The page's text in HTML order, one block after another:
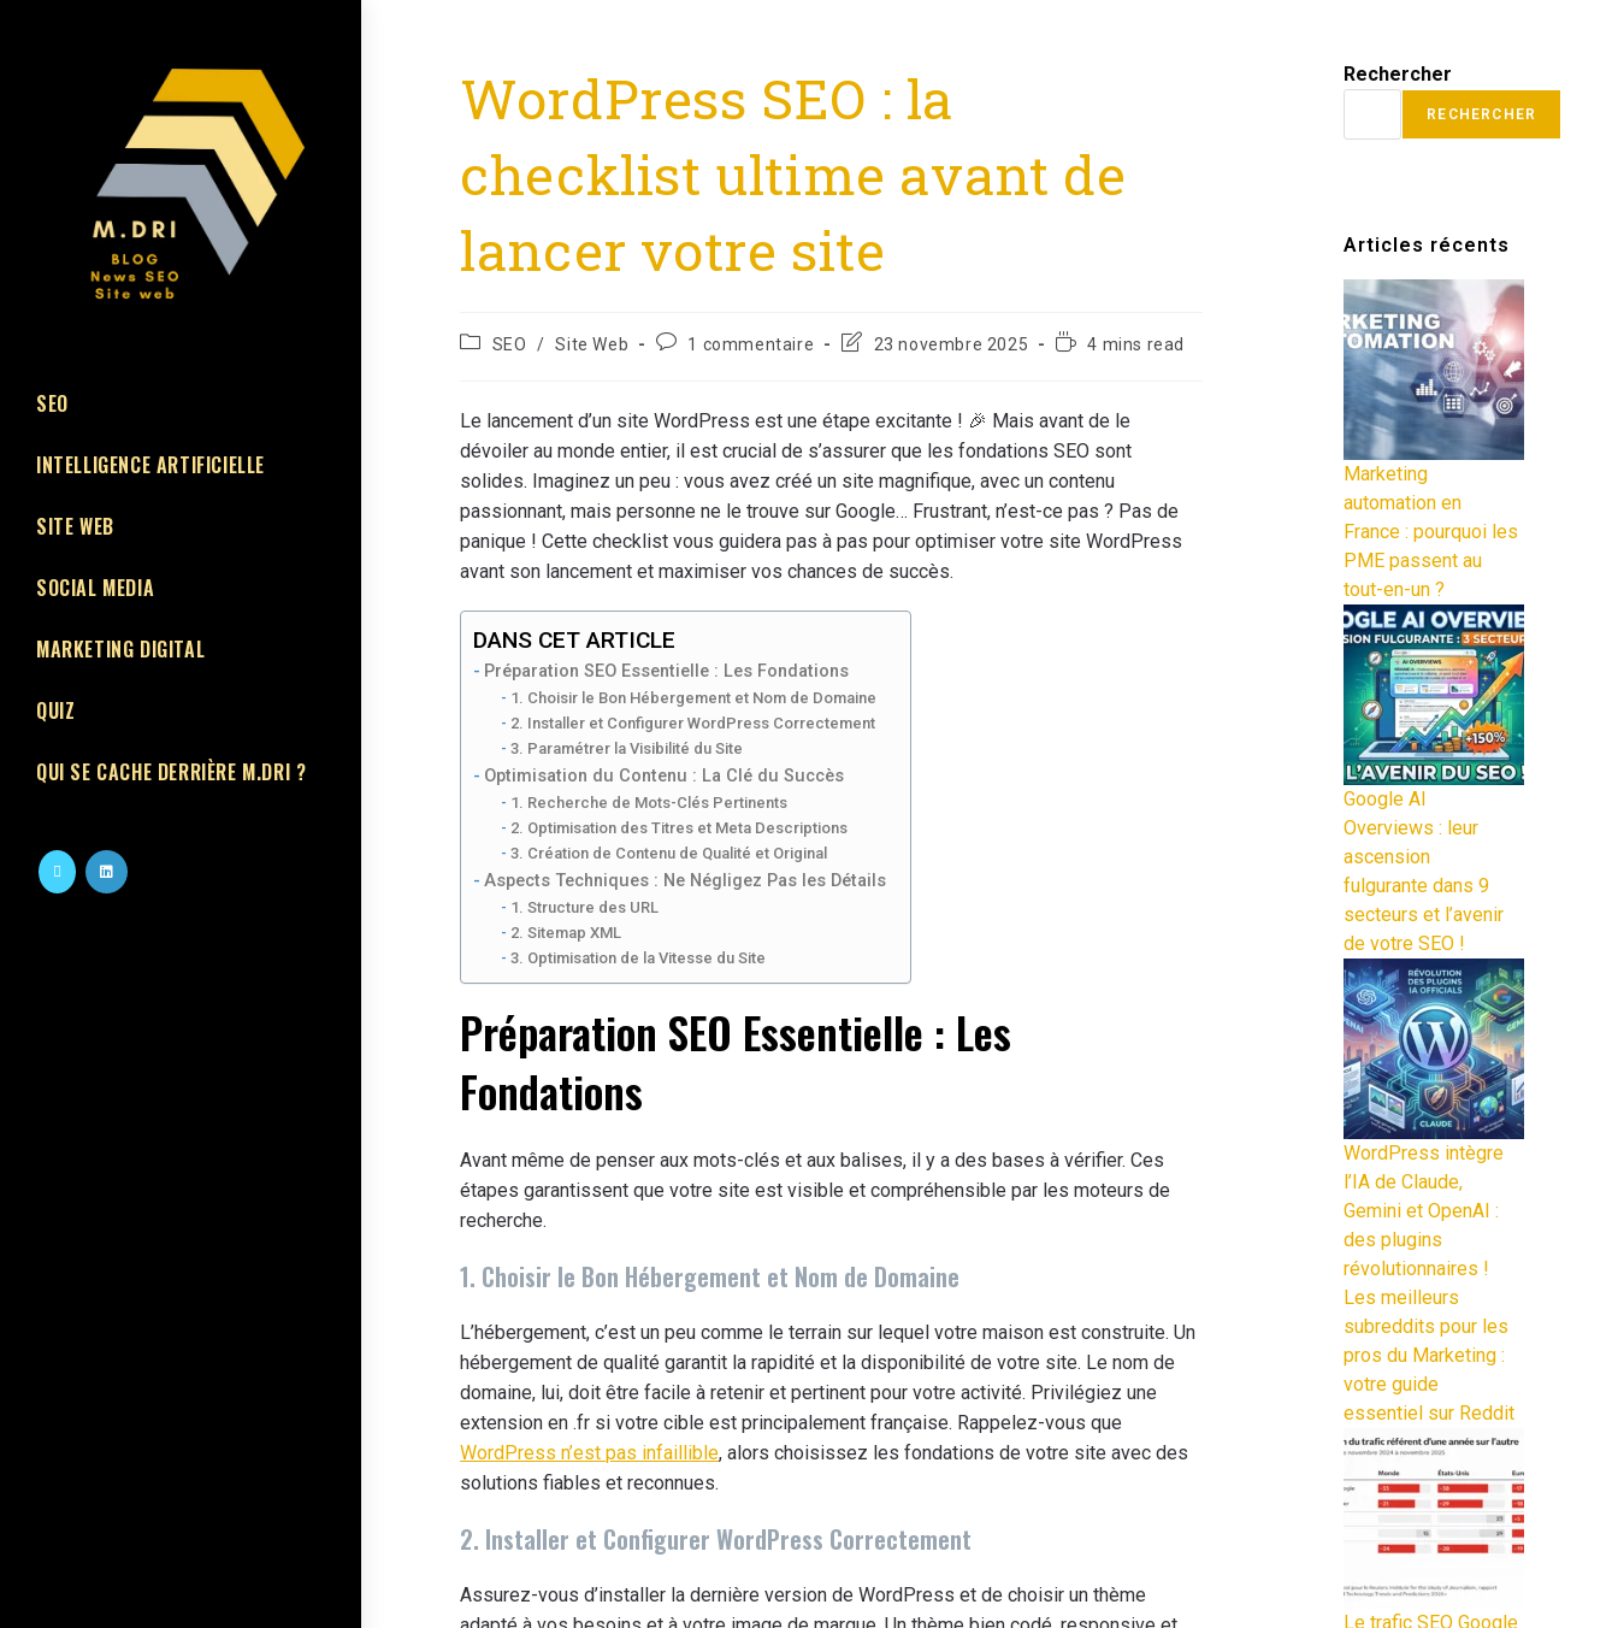
SEO
INTELLIGENCE ARTIFICIELLE
SITE WEB
SOCIAL MEDIA
MARKETING DIGITAL
QUIZ
QUI SE CACHE DERRIÈRE M.DRI ?
WordPress SEO : la
checklist ultime avant de
lancer votre site
SEO / Site Web 1 commentaire 23 novembre 2025 4 mins read
Le lancement d’un site WordPress est une étape excitante ! 🎉 Mais avant de le
dévoiler au monde entier, il est crucial de s’assurer que les fondations SEO sont
solides. Imaginez un peu : vous avez créé un site magnifique, avec un contenu
passionnant, mais personne ne le trouve sur Google… Frustrant, n’est-ce pas ? Pas de
panique ! Cette checklist vous guidera pas à pas pour optimiser votre site WordPress
avant son lancement et maximiser vos chances de succès.
DANS CET ARTICLE
Préparation SEO Essentielle : Les Fondations
1. Choisir le Bon Hébergement et Nom de Domaine
2. Installer et Configurer WordPress Correctement
3. Paramétrer la Visibilité du Site
Optimisation du Contenu : La Clé du Succès
1. Recherche de Mots-Clés Pertinents
2. Optimisation des Titres et Meta Descriptions
3. Création de Contenu de Qualité et Original
Aspects Techniques : Ne Négligez Pas les Détails
1. Structure des URL
2. Sitemap XML
3. Optimisation de la Vitesse du Site
Préparation SEO Essentielle : Les
Fondations
Avant même de penser aux mots-clés et aux balises, il y a des bases à vérifier. Ces
étapes garantissent que votre site est visible et compréhensible par les moteurs de
recherche.
1. Choisir le Bon Hébergement et Nom de Domaine
L’hébergement, c’est un peu comme le terrain sur lequel votre maison est construite. Un
hébergement de qualité garantit la rapidité et la disponibilité de votre site. Le nom de
domaine, lui, doit être facile à retenir et pertinent pour votre activité. Privilégiez une
extension en .fr si votre cible est principalement française. Rappelez-vous que
WordPress n’est pas infaillible, alors choisissez les fondations de votre site avec des
solutions fiables et reconnues.
2. Installer et Configurer WordPress Correctement
Assurez-vous d’installer la dernière version de WordPress et de choisir un thème
Rechercher
RECHERCHER
Articles récents
Marketing
automation en
France : pourquoi les
PME passent au
tout-en-un ?
Google AI
Overviews : leur
ascension
fulgurante dans 9
secteurs et l’avenir
de votre SEO !
WordPress intègre
l’IA de Claude,
Gemini et OpenAI :
des plugins
révolutionnaires !
Les meilleurs
subreddits pour les
pros du Marketing :
votre guide
essentiel sur Reddit
Le trafic SEO Google